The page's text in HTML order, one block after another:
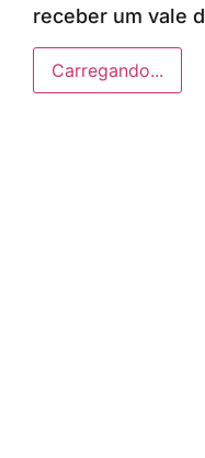
receber um vale
Carregando...
Anunciar ou